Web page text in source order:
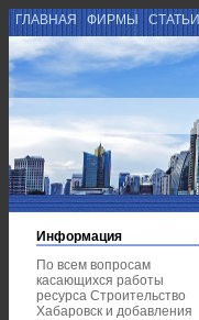
ГЛАВНАЯ ФИРМЫ СТАТЬИ
Информация
По всем вопросам
касающихся работы
ресурса Строительство
Хабаровск и добавления